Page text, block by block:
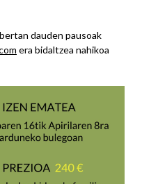
dauden pausoak
era bidaltzea nahikoa